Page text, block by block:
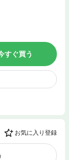
すぐ買う
お気に入り登録